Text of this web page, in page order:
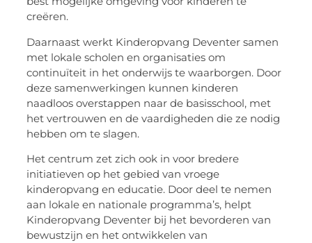
creëren.
Daarnaast werkt Kinderopvang Deventer samen
met lokale scholen en organisaties om
continuïteit in het onderwijs te waarborgen. Door
deze samenwerkingen kunnen kinderen
naadloos overstappen naar de basisschool, met
het vertrouwen en de vaardigheden die ze nodig
hebben om te slagen.
Het centrum zet zich ook in voor bredere
initiatieven op het gebied van vroege
kinderopvang en educatie. Door deel te nemen
aan lokale en nationale programma’s, helpt
Kinderopvang Deventer bij het bevorderen van
bewustzijn en het ontwikkelen van